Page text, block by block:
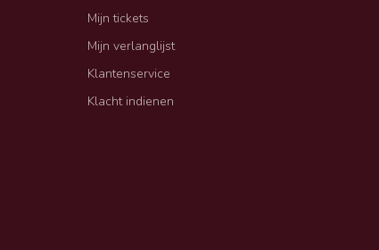
Mijn tickets
Mijn verlanglijst
Klantenservice
Klacht indienen